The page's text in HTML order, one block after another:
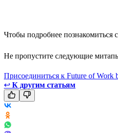
Чтобы подробнее познакомиться
Не пропустите следующие
Присоединиться к Future of Work
↩ К другим статьям